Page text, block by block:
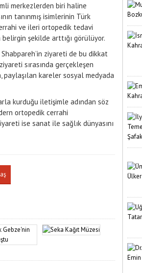
merkezlerden biri haline
tanınmış isimlerinin Türk
ve ileri ortopedik tedavi
şekilde arttığı görülüyor.
Shabpareh’in ziyareti de bu dikkat
sırasında gerçekleşen
paylaşılan kareler sosyal medyada
kurduğu iletişimle adından söz
ortopedik cerrahi
ise sanat ile sağlık dünyasını